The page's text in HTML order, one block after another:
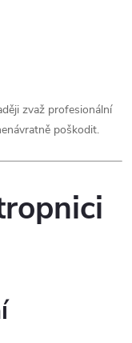
zvaž profesionální
poškodit.